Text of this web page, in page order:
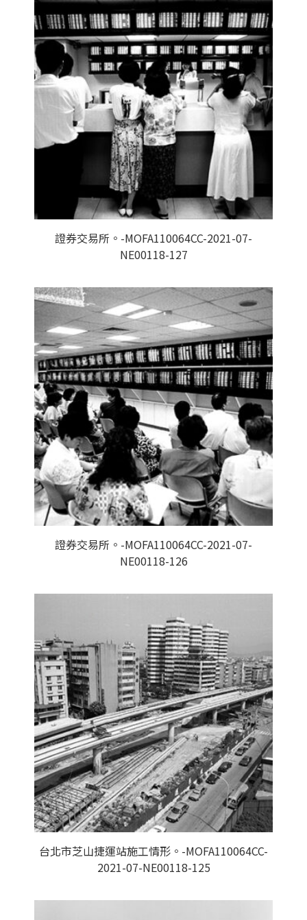
證券交易所。-MOFA110064CC-2021-07-
NE00118-127
證券交易所。-MOFA110064CC-2021-07-
NE00118-126
台北市芝山捷運站施工情形。-MOFA110064CC-
2021-07-NE00118-125